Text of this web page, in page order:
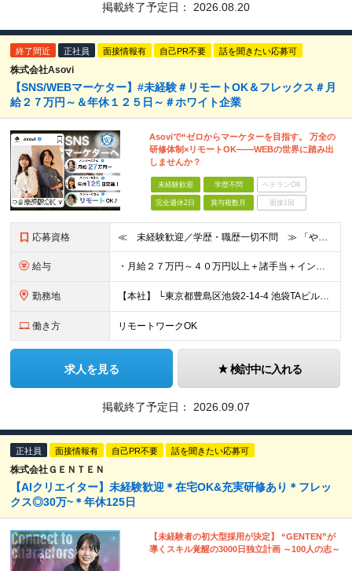
掲載終了予定日： 2026.08.20
終了間近 正社員 面接情報有 自己PR不要 話を聞きたい応募可
株式会社Asovi
【SNS/WEBマーケター】#未経験＃リモートOK＆フレックス＃月
給２７万円～＆年休１２５日～＃ホワイト企業
Asoviで“ゼロからマーケターを目指す。 万全の
研修体制×リモートOK——WEBの世界に踏み出
しませんか？
未経験歓迎 学歴不問 ベテランOK
完全週休2日 賞与複数月 面接1回
応募資格 ≪ 未経験歓迎／学歴・職歴一切不問 ≫ 「やりたいことはまだ決まっていないけど、何かを始めたい」 「人と関わる仕事に興味がある」——そんな方も大歓迎です！ Asoviでは、“今まで”よりも“これから
給与 ・月給２７万円～４０万円以上＋諸手当＋インセンティブ ※超過分は別途全額支給します。 【 入社時の想定年収 】 ・年収４５０万円 ＜インセンティブ制度について＞ 社員一人ひとりの頑張りを多角的に評
勤務地 【本社】 └東京都豊島区池袋2-14-4 池袋TAビル8F ★あなたの希望を最大限考慮！ ・都内（池袋・新宿・渋谷・目黒・青山）・埼玉・千葉・神奈川・茨城・栃木・群馬 ※勤務先は本社または支社とな
働き方 リモートワークOK
求人を見る 検討中に入れる
掲載終了予定日： 2026.09.07
正社員 面接情報有 自己PR不要 話を聞きたい応募可
株式会社ＧＥＮＴＥＮ
【AIクリエイター】未経験歓迎＊在宅OK&充実研修あり＊フレッ
クス◎30万~＊年休125日
【未経験者の初大型採用が決定】 “GENTEN”が
導くスキル覚醒の3000日独立計画 ～100人の志～